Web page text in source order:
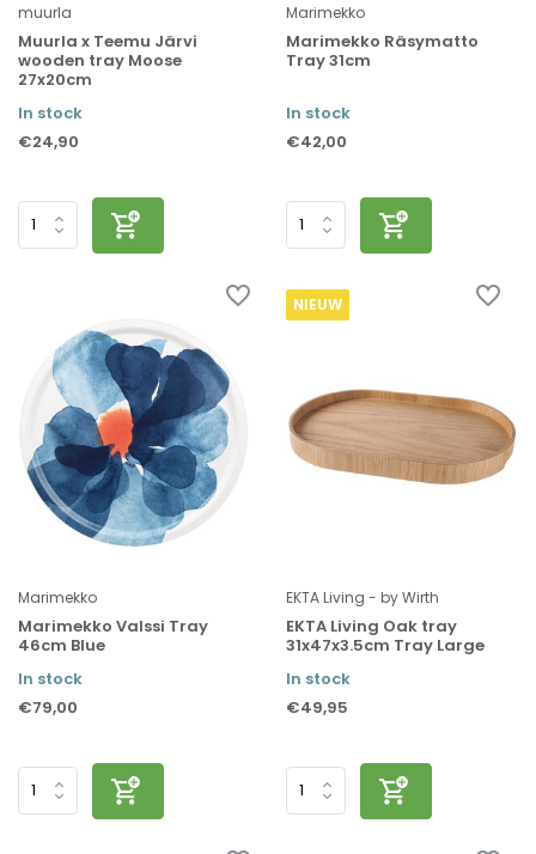
muurla
Muurla x Teemu Järvi
wooden tray Moose
27x20cm
In stock
€24,90
Marimekko
Marimekko Räsymatto
Tray 31cm
In stock
€42,00
Marimekko
Marimekko Valssi Tray
46cm Blue
In stock
€79,00
NIEUW
EKTA Living - by Wirth
EKTA Living Oak tray
31x47x3.5cm Tray Large
In stock
€49,95